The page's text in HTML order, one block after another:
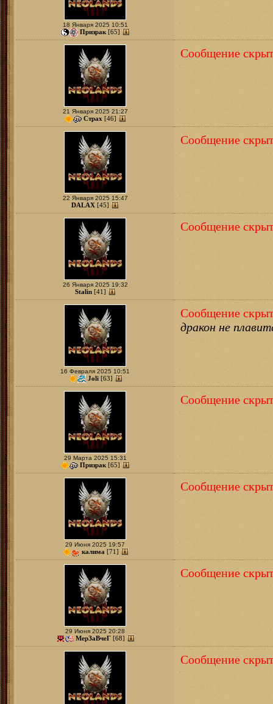
18 Января 2025 10:51
Призрак [65]
21 Января 2025 21:27
Страх [46]
Сообщение
22 Января 2025 15:47
DALAX [45]
Сообщение
26 Января 2025 19:32
Stalin [41]
Сообщение
16 Февраля 2025 10:51
Joli [63]
Сообщение
дракон не
29 Марта 2025 15:31
Призрак [65]
Сообщение
29 Июня 2025 19:57
калима [71]
Сообщение
29 Июня 2025 20:28
МерЗаВчеГ [68]
Сообщение
Сообщение